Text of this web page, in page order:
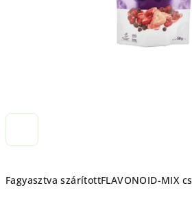
Fagyasztva szárítottFLAVONOID-MIX